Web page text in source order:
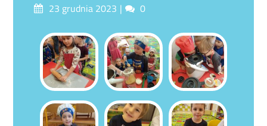
Posted23 grudnia 2023 Comments
0